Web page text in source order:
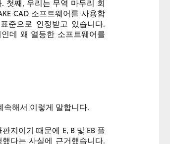
첫째, 우리는 무역 마무리 회
CAD 소프트웨어를 사용합
준으로 인정받고 있습니다.
데 왜 열등한 소프트웨어를
속해서 이렇게 말합니다.
지이기 때문에 E, B 및 EB 플
다는 사실에 근거했습니다.